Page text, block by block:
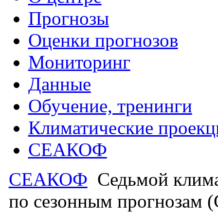
Прогнозы
Оценки прогнозов
Мониторинг
Данные
Обучение, тренинги
Климатические
СЕАКОФ
СЕАКОФ Седьмой
по сезонным